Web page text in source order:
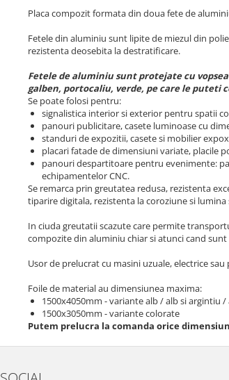
Placa compozit formata din doua fete de
Fetele din aluminiu sunt lipite de miezul din
rezistenta deosebita la destratificare.
Fetele de aluminiu sunt protejate cu
galben, portocaliu, verde, pe care le puteti
Se poate folosi pentru:
signalistica interior si exterior pentru spatii
panouri publicitare, casete luminoase cu
standuri de expozitii, casete si mobilier
placari fatade de dimensiuni variate, placile
panouri despartitoare pentru evenimente:
echipamentelor CNC.
Se remarca prin greutatea redusa, rezistenta
tiparire digitala, rezistenta la coroziune si lumina
In ciuda greutatii scazute care permite
compozite din aluminiu chiar si atunci cand
Usor de prelucrat cu masini uzuale, electrice
Foile de material au dimensiunea maxima:
1500x4050mm - variante alb / alb si argintiu /
1500x3050mm - variante colorate
Putem prelucra la comanda orice